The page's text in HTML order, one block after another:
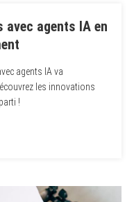
agents IA en
agents IA va
les innovations
!